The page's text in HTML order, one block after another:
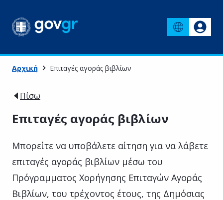
Αρχική Επιταγές αγοράς βιβλίων
Πίσω
Επιταγές αγοράς βιβλίων
Μπορείτε να υποβάλετε αίτηση για να λάβετε
επιταγές αγοράς βιβλίων μέσω του
Πρόγραμματος Χορήγησης Επιταγών Αγοράς
Βιβλίων, του τρέχοντος έτους, της Δημόσιας